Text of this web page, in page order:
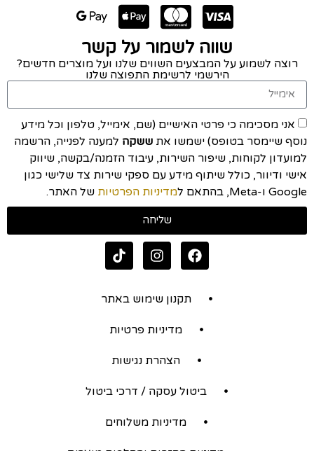
שווה לשמור על קשר
רוצה לשמוע על המבצעים השווים שלנו ועל מוצרים חדשים?
הירשמי לרשימת התפוצה שלנו
אני מסכימה כי פרטי האישיים (שם, אימייל, טלפון וכל מידע
נוסף שיימסר בטופס) ישמשו את ששקה למענה לפנייה, הרשמה
למועדון לקוחות, שיפור השירות, עיבוד הזמנה/בקשה, שיווק
אישי ודיוור, כולל שיתוף מידע עם ספקי שירות צד שלישי כגון
Google ו-Meta, בהתאם ל
מדיניות הפרטיות של האתר.
שליחה
תקנון שימוש באתר
מדיניות פרטיות
הצהרת נגישות
ביטול עסקה / דרכי ביטול
מדיניות משלוחים